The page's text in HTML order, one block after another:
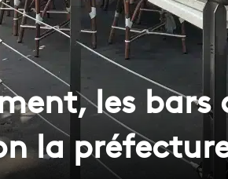
les bars
la